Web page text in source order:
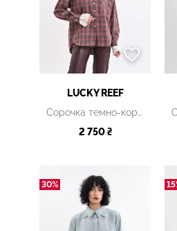
LUCKY REEF
Сорочка темно-коричнева
2 750 ₴
30%